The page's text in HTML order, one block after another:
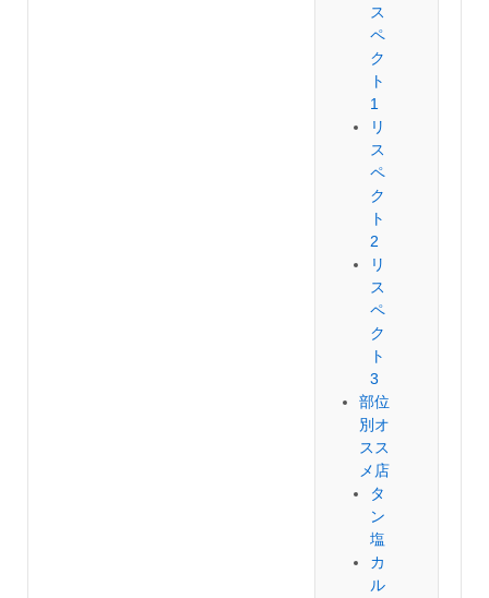
ス
ペ
ク
ト
1
リ
ス
ペ
ク
ト
2
リ
ス
ペ
ク
ト
3
部位
別オ
スス
メ店
タ
ン
塩
カ
ル